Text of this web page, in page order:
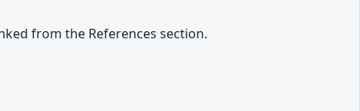
from the References section.